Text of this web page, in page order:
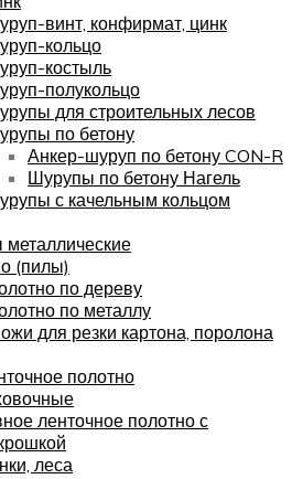
винт, конфирмат, цинк
кольцо
костыль
полукольцо
для строительных лесов
по бетону
Анкер-шуруп по бетону CON-R
Шурупы по бетону Нагель
с качельным кольцом
(пилы)
по дереву
по металлу
для резки картона, поролона
полотно
ленточное полотно с
леса